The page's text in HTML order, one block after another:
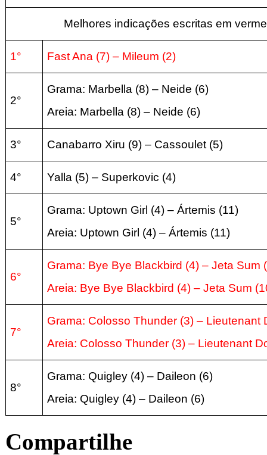
Melhores indicações escritas em
1° Fast Ana (7) – Mileum (2)
2°
Grama: Marbella (8) – Neide (6)
Areia: Marbella (8) – Neide (6)
3° Canabarro Xiru (9) – Cassoulet(5)
4° Yalla (5) – Superkovic (4)
5°
Grama: Uptown Girl (4) – Ártemis (11)
Areia: Uptown Girl (4) – Ártemis (11)
6°
Grama: Bye Bye Blackbird (4) – Jeta Sum
Areia: Bye Bye Blackbird (4) – Jeta Sum
7°
Grama: Colosso Thunder (3) – Lieutenant
Areia: Colosso Thunder (3) – Lieutenant
8°
Grama: Quigley (4) – Daileon (6)
Areia: Quigley (4) – Daileon (6)
Compartilhe